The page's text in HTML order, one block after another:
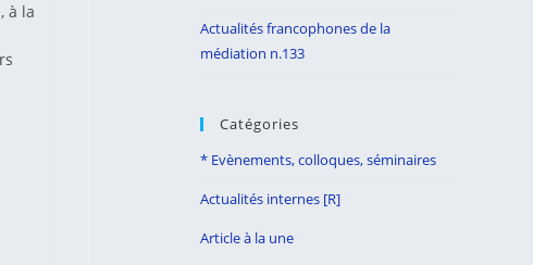
à la
Actualités francophones de la
médiation n.133
Catégories
* Evènements, colloques, séminaires
Actualités internes [R]
Article à la une